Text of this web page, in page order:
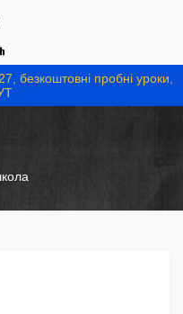
безкоштовні пробні уроки,